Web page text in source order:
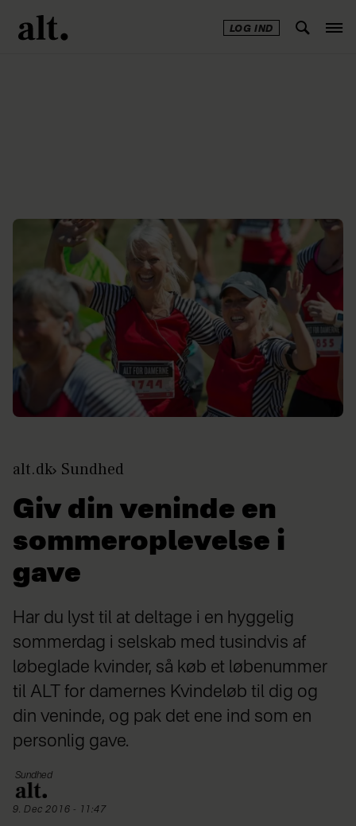
LOG IND
alt.dk Sundhed
Giv din veninde en
sommeroplevelse i
gave
Har du lyst til at deltage i en hyggelig
sommerdag i selskab med tusindvis af
løbeglade kvinder, så køb et løbenummer
til ALT for damernes Kvindeløb til dig og
din veninde, og pak det ene ind som en
personlig gave.
Sundhed
9. Dec 2016 - 11:47